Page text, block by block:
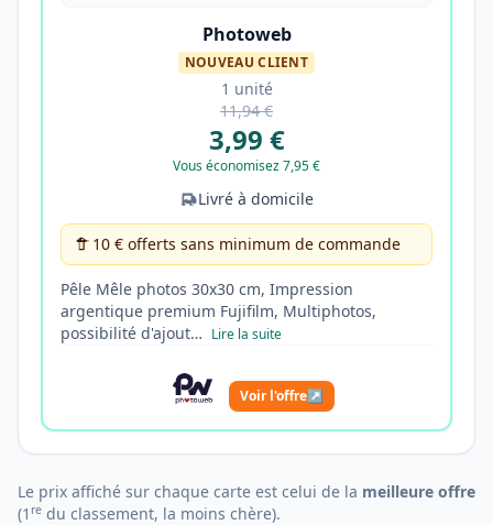
Photoweb
NOUVEAU CLIENT
1 unité
11,94 €
3,99 €
Vous économisez 7,95 €
Livré à domicile
10 € offerts sans minimum de commande
Pêle Mêle photos 30x30 cm, Impression
argentique premium Fujifilm, Multiphotos,
possibilité d'ajout… Lire la suite
Voir l'offre↗
Le prix affiché sur chaque carte est celui de la meilleure offre
(1 re du classement, la moins chère).